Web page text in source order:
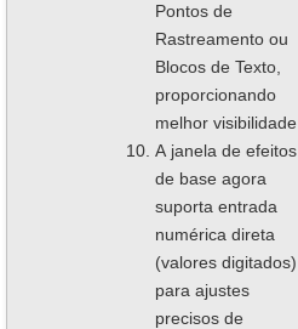
Pontos de
Rastreamento ou
Blocos de Texto,
proporcionando
melhor visibilidade
A janela de efeitos
de base agora
suporta entrada
numérica direta
(valores digitados)
para ajustes
precisos de